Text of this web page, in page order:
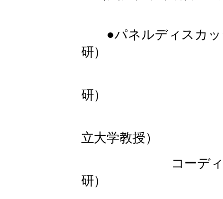
●パネルディスカ
研）
研）
立大学教授）
コーディネー
研）